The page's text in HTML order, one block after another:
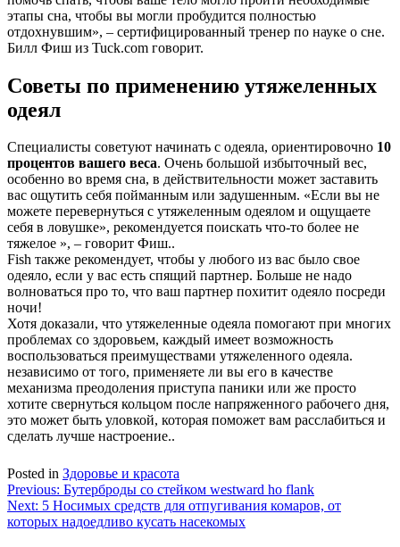
этапы сна, чтобы вы могли пробудится полностью
отдохнувшим», – сертифицированный тренер по науке о сне.
Билл Фиш из Tuck.com говорит.
Советы по применению утяжеленных
одеял
Специалисты советуют начинать с одеяла, ориентировочно 10
процентов вашего веса. Очень большой избыточный вес,
особенно во время сна, в действительности может заставить
вас ощутить себя пойманным или задушенным. «Если вы не
можете перевернуться с утяжеленным одеялом и ощущаете
себя в ловушке», рекомендуется поискать что-то более не
тяжелое », – говорит Фиш..
Fish также рекомендует, чтобы у любого из вас было свое
одеяло, если у вас есть спящий партнер. Больше не надо
волноваться про то, что ваш партнер похитит одеяло посреди
ночи!
Хотя доказали, что утяжеленные одеяла помогают при многих
проблемах со здоровьем, каждый имеет возможность
воспользоваться преимуществами утяжеленного одеяла.
независимо от того, применяете ли вы его в качестве
механизма преодоления приступа паники или же просто
хотите свернуться кольцом после напряженного рабочего дня,
это может быть уловкой, которая поможет вам расслабиться и
сделать лучше настроение..
Posted in Здоровье и красота
Навигация
по
Previous: Бутерброды со стейком westward ho flank
Next: 5 Носимых средств для отпугивания комаров, от
которых надоедливо кусать насекомых